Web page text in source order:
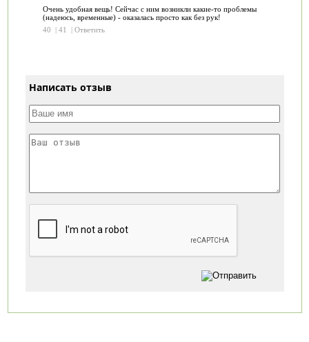
Очень удобная вещь! Сейчас с ним возникли какие-то проблемы
(надеюсь, временные) - оказалась просто как без рук!
40
| 41 | Ответить
Написать отзыв